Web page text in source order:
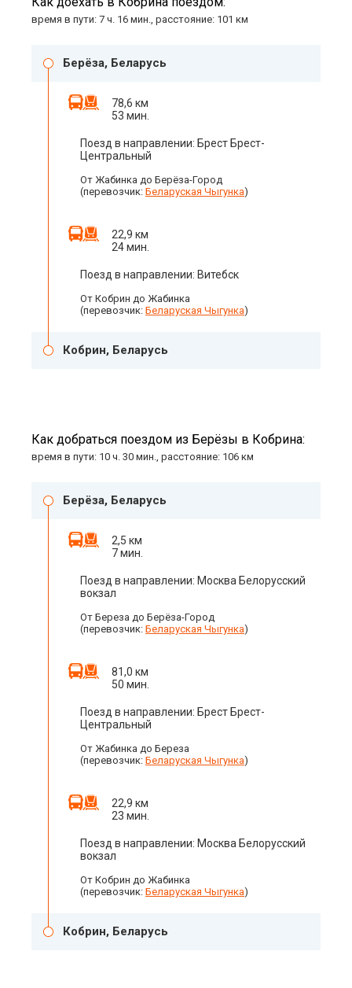
время в пути: 7 ч. 16 мин., расстояние: 101 км
Берёза, Беларусь
78,6 км
53 мин.
Поезд в направлении: Брест Брест-
Центральный
От Жабинка до Берёза-Город
(перевозчик: Беларуская Чыгунка)
22,9 км
24 мин.
Поезд в направлении: Витебск
От Кобрин до Жабинка
(перевозчик: Беларуская Чыгунка)
Кобрин, Беларусь
Как добраться поездом из Берёзы в Кобрина:
время в пути: 10 ч. 30 мин., расстояние: 106 км
Берёза, Беларусь
2,5 км
7 мин.
Поезд в направлении: Москва Белорусский
вокзал
От Береза до Берёза-Город
(перевозчик: Беларуская Чыгунка)
81,0 км
50 мин.
Поезд в направлении: Брест Брест-
Центральный
От Жабинка до Береза
(перевозчик: Беларуская Чыгунка)
22,9 км
23 мин.
Поезд в направлении: Москва Белорусский
вокзал
От Кобрин до Жабинка
(перевозчик: Беларуская Чыгунка)
Кобрин, Беларусь